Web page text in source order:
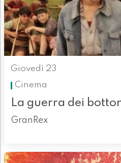
Giovedì 23
Cinema
La guerra dei
GranRex